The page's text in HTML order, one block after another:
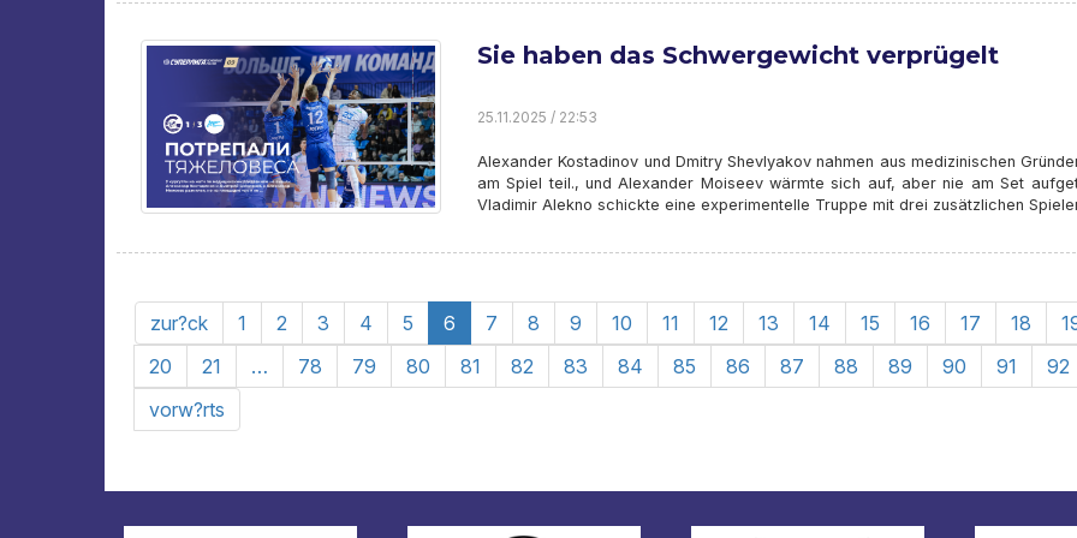
Sie haben das Schwergewicht verprügelt
25.11.2025 / 22:53
Alexander Kostadinov und Dmitry Shevlyakov nahmen aus medizinischen
am Spiel teil., und Alexander Moiseev wärmte sich auf, aber nie am Set
Vladimir Alekno schickte eine experimentelle Truppe mit drei zusätzlichen
zur?ck 1 2 3 4 5 6 7 8 9 10 11 12 13 14 15 16 17 18
20
21 … 78 79 80 81 82 83 84 85 86 87 88 89 90 91
92
vorw?rts